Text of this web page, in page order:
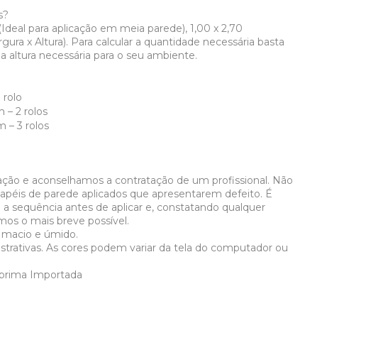
para aplicação em meia parede), 1,00 x 2,70
x Altura). Para calcular a quantidade necessária basta
altura necessária para o seu ambiente.
rolo
– 2 rolos
– 3 rolos
e aconselhamos a contratação de um profissional. Não
de parede aplicados que apresentarem defeito. É
sequência antes de aplicar e, constatando qualquer
o mais breve possível.
e úmido.
As cores podem variar da tela do computador ou
Importada